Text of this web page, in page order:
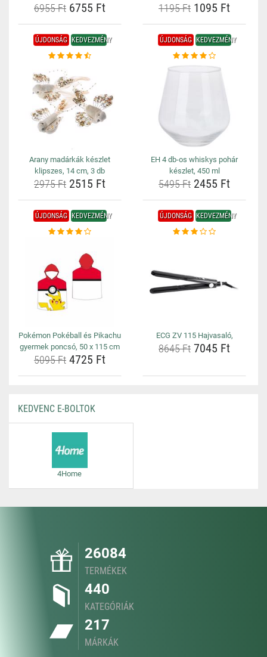
6955 Ft 6755 Ft 1195 Ft 1095 Ft
ÚJDONSÁG KEDVEZMÉNY
Arany madárkák készlet
klipszes, 14 cm, 3 db
2975 Ft 2515 Ft
ÚJDONSÁG KEDVEZMÉNY
EH 4 db-os whiskys pohár
készlet, 450 ml
5495 Ft 2455 Ft
ÚJDONSÁG KEDVEZMÉNY
Pokémon Pokéball és Pikachu
gyermek poncsó, 50 x 115 cm
5095 Ft 4725 Ft
ÚJDONSÁG KEDVEZMÉNY
ECG ZV 115 Hajvasaló,
8645 Ft 7045 Ft
KEDVENC E-BOLTOK
4Home
26084
TERMÉKEK
440
KATEGÓRIÁK
217
MÁRKÁK